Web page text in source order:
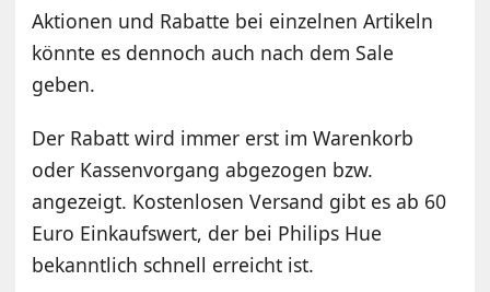
Aktionen und Rabatte bei einzelnen Artikeln
könnte es dennoch auch nach dem Sale
geben.
Der Rabatt wird immer erst im Warenkorb
oder Kassenvorgang abgezogen bzw.
angezeigt. Kostenlosen Versand gibt es ab 60
Euro Einkaufswert, der bei Philips Hue
bekanntlich schnell erreicht ist.